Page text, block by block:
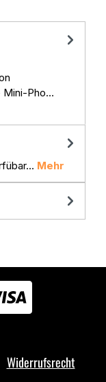
Mini-Pho…
Mehr
Widerrufsrecht